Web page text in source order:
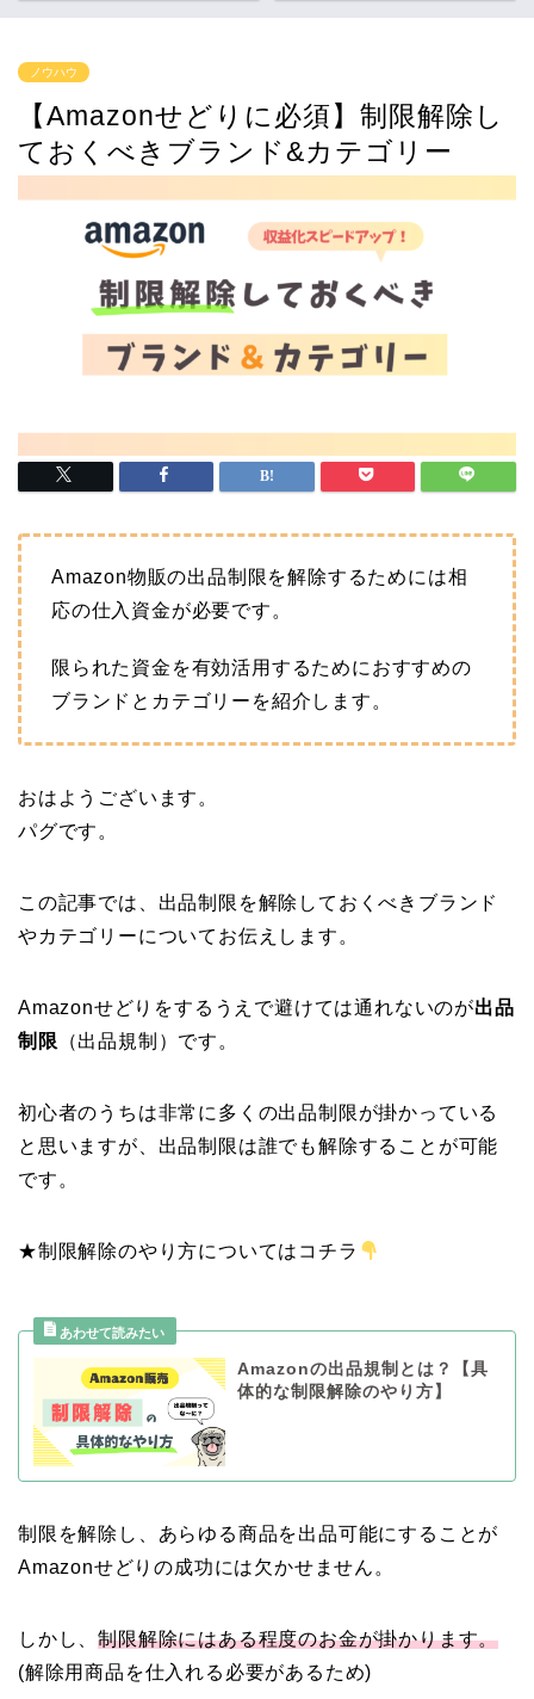
ノウハウ
【Amazonせどりに必須】制限解除し
ておくべきブランド&カテゴリー
Amazon物販の出品制限を解除するためには相
応の仕入資金が必要です。
限られた資金を有効活用するためにおすすめの
ブランドとカテゴリーを紹介します。
おはようございます。
パグです。
この記事では、出品制限を解除しておくべきブランド
やカテゴリーについてお伝えします。
Amazonせどりをするうえで避けては通れないのが出品
制限 （出品規制）です。
初心者のうちは非常に多くの出品制限が掛かっている
と思いますが、出品制限は誰でも解除することが可能
です。
★制限解除のやり方についてはコチラ
Amazonの出品規制とは？【具
体的な制限解除のやり方】
制限を解除し、あらゆる商品を出品可能にすることが
Amazonせどりの成功には欠かせません。
しかし、制限解除にはある程度のお金が掛かります。
(解除用商品を仕入れる必要があるため)